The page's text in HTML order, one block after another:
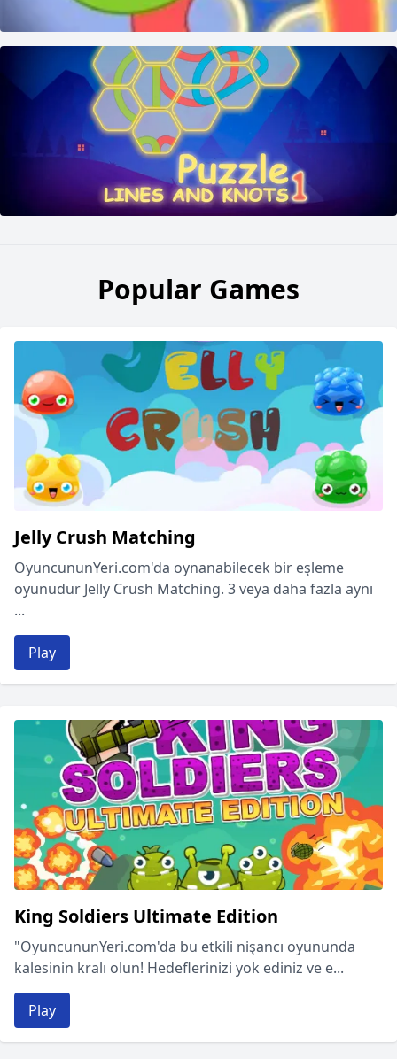
Popular Games
Jelly Crush Matching
OyuncununYeri.com'da oynanabilecek bir eşleme
oyunudur Jelly Crush Matching. 3 veya daha fazla aynı
...
Play
King Soldiers Ultimate Edition
"OyuncununYeri.com'da bu etkili nişancı oyununda
kalesinin kralı olun! Hedeflerinizi yok ediniz ve e...
Play